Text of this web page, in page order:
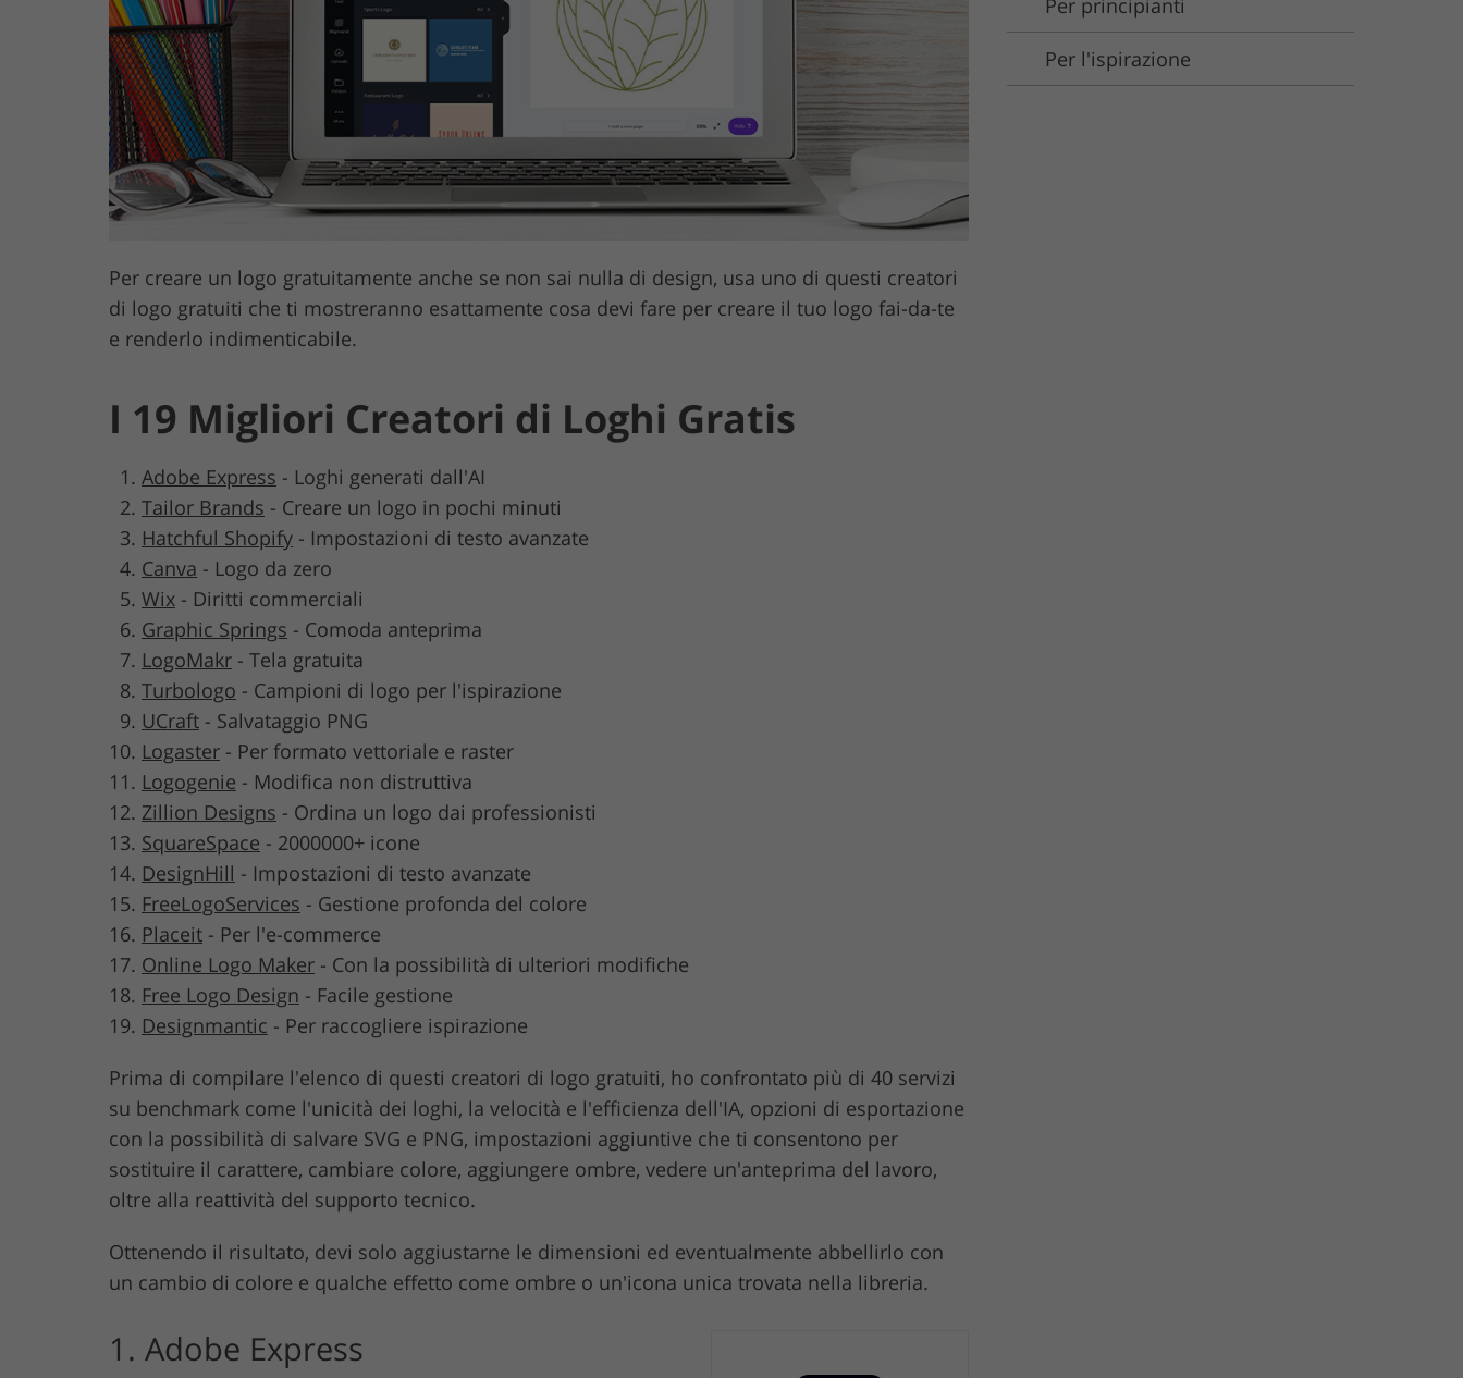
Servizi di ritocco del
Servizi di ritocco gioielli Dati di Addestramento AI Servizi di montaggio video
Per creare un logo gratuitamente anche se non sai nulla di design, usa uno di questi creatori
di logo gratuiti che ti mostreranno esattamente cosa devi fare per creare il tuo logo fai-da-te
e renderlo indimenticabile.
I 19 Migliori Creatori di Loghi Gratis
Adobe Express - Loghi generati dall'AI
Tailor Brands - Creare un logo in pochi minuti
Hatchful Shopify - Impostazioni di testo avanzate
Canva - Logo da zero
Wix - Diritti commerciali
Graphic Springs - Comoda anteprima
LogoMakr - Tela gratuita
Turbologo - Campioni di logo per l'ispirazione
UCraft - Salvataggio PNG
Logaster - Per formato vettoriale e raster
Logogenie - Modifica non distruttiva
Zillion Designs - Ordina un logo dai professionisti
SquareSpace - 2000000+ icone
DesignHill - Impostazioni di testo avanzate
FreeLogoServices - Gestione profonda del colore
Placeit - Per l'e-commerce
Online Logo Maker - Con la possibilità di ulteriori modifiche
Free Logo Design - Facile gestione
Designmantic - Per raccogliere ispirazione
Prima di compilare l'elenco di questi creatori di logo gratuiti, ho confrontato più di 40 servizi
su benchmark come l'unicità dei loghi, la velocità e l'efficienza dell'IA, opzioni di esportazione
con la possibilità di salvare SVG e PNG, impostazioni aggiuntive che ti consentono per
sostituire il carattere, cambiare colore, aggiungere ombre, vedere un'anteprima del lavoro,
oltre alla reattività del supporto tecnico.
Ottenendo il risultato, devi solo aggiustarne le dimensioni ed eventualmente abbellirlo con
un cambio di colore e qualche effetto come ombre o un'icona unica trovata nella libreria.
1. Adobe Express
Per principianti
Per l'ispirazione